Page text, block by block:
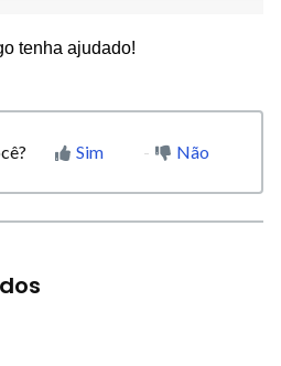
tenha ajudado!
Sim Não